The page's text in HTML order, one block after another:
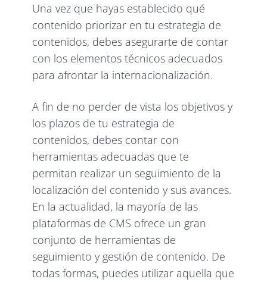
Una vez que hayas establecido qué
contenido priorizar en tu estrategia de
contenidos, debes asegurarte de contar
con los elementos técnicos adecuados
para afrontar la internacionalización.
A fin de no perder de vista los objetivos y
los plazos de tu estrategia de
contenidos, debes contar con
herramientas adecuadas que te
permitan realizar un seguimiento de la
localización del contenido y sus avances.
En la actualidad, la mayoría de las
plataformas de CMS ofrece un gran
conjunto de herramientas de
seguimiento y gestión de contenido. De
todas formas, puedes utilizar aquella que